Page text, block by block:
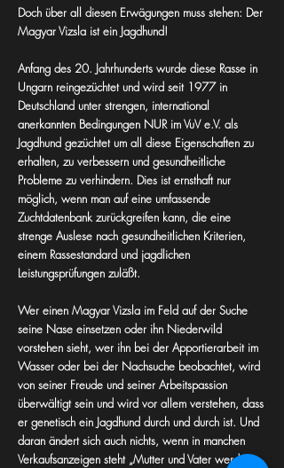
Doch über all diesen Erwägungen muss stehen: Der
Magyar Vizsla ist ein Jagdhund!
Anfang des 20. Jahrhunderts wurde diese Rasse in
Ungarn reingezüchtet und wird seit 1977 in
Deutschland unter strengen, international
anerkannten Bedingungen NUR im VuV e.V. als
Jagdhund gezüchtet um all diese Eigenschaften zu
erhalten, zu verbessern und gesundheitliche
Probleme zu verhindern. Dies ist ernsthaft nur
möglich, wenn man auf eine umfassende
Zuchtdatenbank zurückgreifen kann, die eine
strenge Auslese nach gesundheitlichen Kriterien,
einem Rassestandard und jagdlichen
Leistungsprüfungen zuläßt.
Wer einen Magyar Vizsla im Feld auf der Suche
seine Nase einsetzen oder ihn Niederwild
vorstehen sieht, wer ihn bei der Apportier­arbeit im
Wasser oder bei der Nachsuche beobachtet, wird
von seiner Freude und seiner Arbeitspassion
überwältigt sein und wird vor allem verstehen, dass
er genetisch ein Jagdhund durch und durch ist. Und
daran ändert sich auch nichts, wenn in manchen
Verkaufsanzeigen steht „Mutter und Vater werden